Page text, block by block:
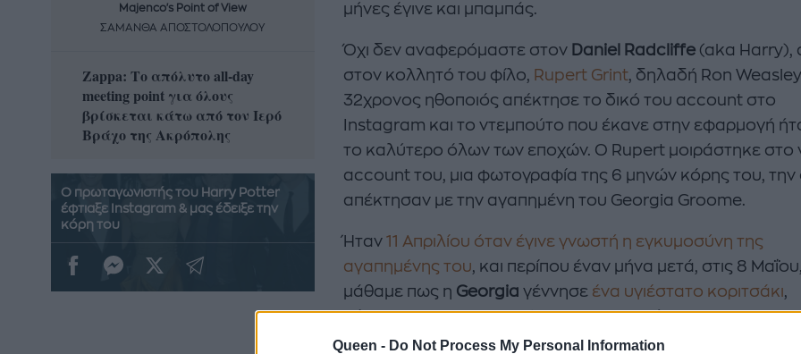
Queen - Do Not Process My Personal Information
μήνες έγινε και μπαμπάς.
Όχι δεν αναφερόμαστε στον Daniel Radcliffe (aka Harry),
στον κολλητό του φίλο, Rupert Grint, δηλαδή Ron
32χρονος ηθοποιός απέκτησε το δικό του account στο
Instagram και το ντεμπούτο που έκανε στην εφαρμογή
το καλύτερο όλων των εποχών. Ο Rupert μοιράστηκε στο
account του, μια φωτογραφία της 6 μηνών κόρης του, την
απέκτησαν με την αγαπημένη του Georgia Groome.
Ήταν 11 Απριλίου όταν έγινε γνωστή η εγκυμοσύνη της
αγαπημένης του , και περίπου έναν μήνα μετά, στις 8 Μαΐου,
μάθαμε πως η Georgia γέννησε ένα υγιέστατο κοριτσάκι
κάνοντας τον Rupert Grint τον πιο χαρούμενο και
μπαμπά ever. Η πρώτη του φωτό στο Instagram ήταν απλά
Majenco's Point of View
ΣΑΜΑΝΘΑ ΑΠΟΣΤΟΛΟΠΟΥΛΟΥ
Zappa: Το απόλυτο all-day
meeting point για όλους
βρίσκεται κάτω από τον Ιερό
Βράχο της Ακρόπολης
Majenco's Point of View
Η απόλυτη καλοκαιρινή
δροσερή σαλάτα με
καρπούζι, φέτα και φράουλες
που θα λατρέψετε
Nτίνα Νικολάου: «Όταν
έπαθα την πρώτη κρίση
πανικού νόμιζα πως θα
πεθάνω»
Ο πρωταγωνιστής του Harry Potter
έφτιαξε Instagram & μας έδειξε την
κόρη του